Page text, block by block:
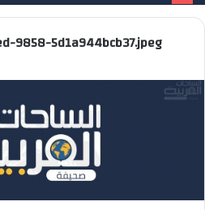
9858-5d1a944bcb37.jpeg